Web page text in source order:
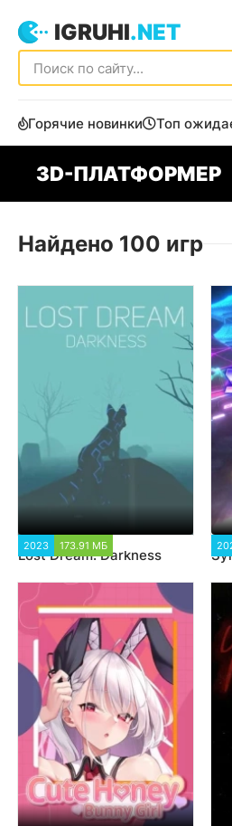
IGRUHI.NET
Горячие новинки Топ
3D-ПЛАТФОРМЕР
Найдено 100 игр
2023 173.91 МБ
Lost Dream: Darkness